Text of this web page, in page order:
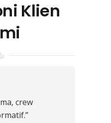
Klien
crew